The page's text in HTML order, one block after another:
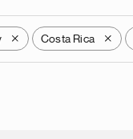
X Costa Rica X